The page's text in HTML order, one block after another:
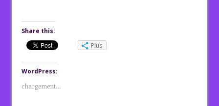
Share this:
Plus
WordPress:
chargement…